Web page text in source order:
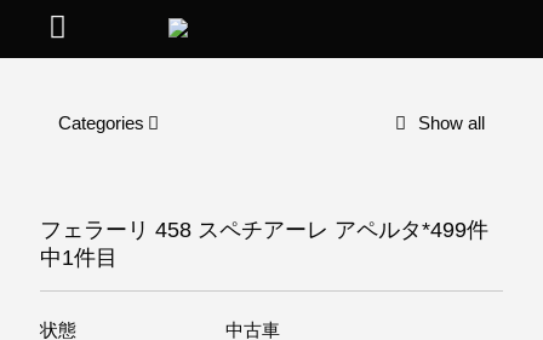
Categories Show all
フェラーリ 458 スペチアーレ アペルタ*499件
中1件目
状態
中古車